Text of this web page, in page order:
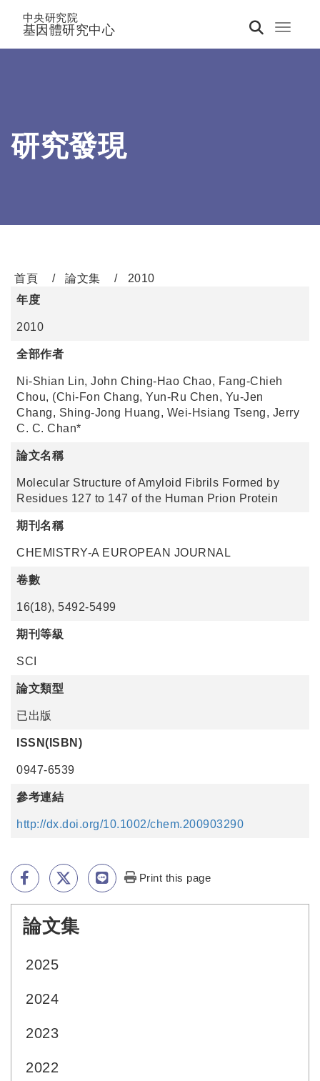
Toggle
中央研究院
基因體研究中心
研究發現
首頁 論文集
2010
年度
2010
全部作者
Ni-Shian Lin, John Ching-Hao Chao, Fang-Chieh
Chou, (Chi-Fon Chang, Yun-Ru Chen, Yu-Jen
Chang, Shing-Jong Huang, Wei-Hsiang Tseng, Jerry
C. C. Chan*
論文名稱
Molecular Structure of Amyloid Fibrils Formed by
Residues 127 to 147 of the Human Prion Protein
期刊名稱
CHEMISTRY-A EUROPEAN JOURNAL
卷數
16(18), 5492-5499
期刊等級
SCI
論文類型
已出版
ISSN(ISBN)
0947-6539
參考連結
http://dx.doi.org/10.1002/chem.200903290
Print this page
論文集
2025
2024
2023
2022